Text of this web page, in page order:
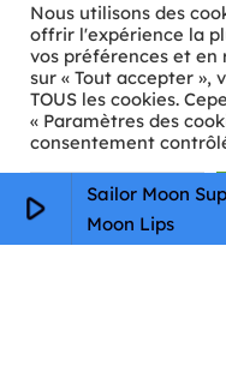
play_arrow
Sailor Moon
Moon Lips
ℹ️ INFOS PRATIQUES
✉️Contact
🦊Qui sommes-
📄
Mentions légales
Nous utilisons des
offrir l'expérience la
vos préférences et en
sur « Tout accepter »,
TOUS les cookies.
« Paramètres des
consentement
Paramètres Cookie